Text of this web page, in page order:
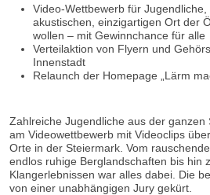
Video-Wettbewerb für
akustischen, einzigartigen Ort der
wollen – mit Gewinnchance für alle
Verteilaktion von Flyern und
Innenstadt
Relaunch der Homepage „Lärm
Zahlreiche Jugendliche aus der ganzen
am Videowettbewerb mit Videoclips
Orte in der Steiermark. Vom
endlos ruhige Berglandschaften bis hin
Klangerlebnissen war alles dabei. Die
von einer unabhängigen Jury gekürt.